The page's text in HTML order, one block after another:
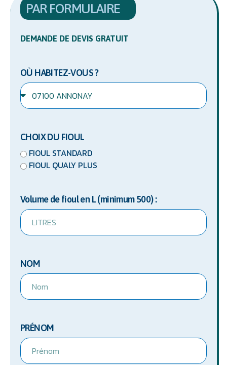
PAR FORMULAIRE
DEMANDE DE DEVIS GRATUIT
OÙ HABITEZ-VOUS ?
CHOIX DU FIOUL
FIOUL STANDARD
FIOUL QUALY PLUS
Volume de fioul en L (minimum 500) :
NOM
PRÉNOM